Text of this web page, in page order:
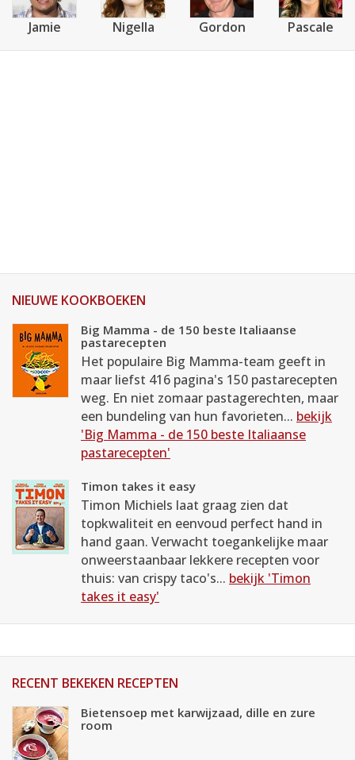
Jamie Nigella Gordon Pascale
NIEUWE KOOKBOEKEN
Big Mamma - de 150 beste Italiaanse
pastarecepten
Het populaire Big Mamma-team geeft in
maar liefst 416 pagina's 150 pastarecepten
weg. En niet zomaar pastagerechten, maar
een bundeling van hun favorieten... bekijk
'Big Mamma - de 150 beste Italiaanse
pastarecepten'
Timon takes it easy
Timon Michiels laat graag zien dat
topkwaliteit en eenvoud perfect hand in
hand gaan. Verwacht toegankelijke maar
onweerstaanbaar lekkere recepten voor
thuis: van crispy taco's... bekijk 'Timon
takes it easy'
RECENT BEKEKEN RECEPTEN
Bietensoep met karwijzaad, dille en zure
room